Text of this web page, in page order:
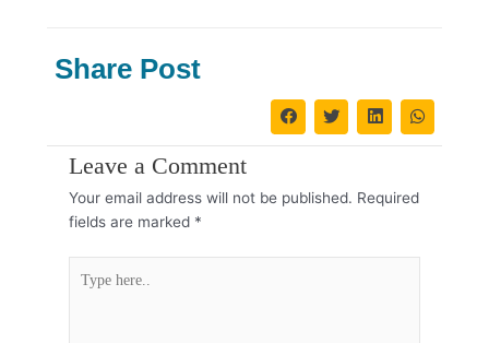
Share Post
Leave a Comment
Your email address will not be published. Required
fields are marked *
here..